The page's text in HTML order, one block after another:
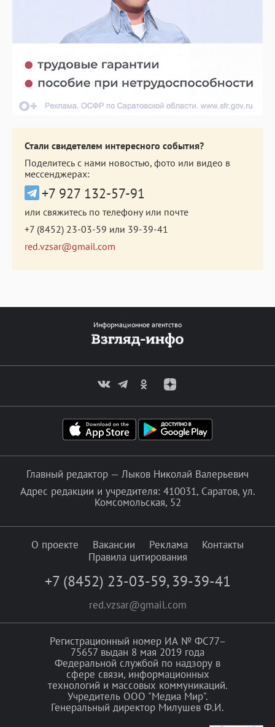
Стали свидетелем интересного события?
Поделитесь с нами новостью, фото или видео в
мессенджерах:
+7 927 132-57-91
или свяжитесь по телефону или почте
+7 (8452) 23-03-59 или 39-39-41
red.vzsar@gmail.com
Информационное агентство
Главный редактор — Лыков Николай Валерьевич
Адрес редакции и учредителя: 410031, Саратов, ул.
Комсомольская, 52
О проекте Вакансии Реклама
Контакты
Правила цитирования
+7 (8452) 23-03-59, 39-39-41
red.vzsar@gmail.com
Регистрационный номер ИА № ФС77–
75657 выдан 8 мая 2019 года
Федеральной службой по надзору в
сфере связи, информационных
технологий и массовых коммуникаций.
Учредитель ООО "Медиа Мир".
Генеральный директор Милушев Ф.И.